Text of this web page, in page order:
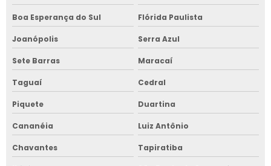
Boa Esperança do Sul Flórida Paulista
Joanópolis Serra Azul
Sete Barras Maracaí
Taguaí Cedral
Piquete Duartina
Cananéia Luiz Antônio
Chavantes Tapiratiba